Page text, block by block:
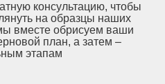
консультацию, чтобы
на образцы наших
вместе обрисуем ваши
план, а затем –
этапам